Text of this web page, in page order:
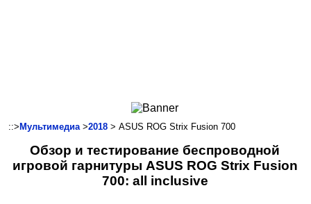
Смартфоны
Коммуникации
Автоэлектроника
Программное обеспечение
::> Мультимедиа>2018 > ASUS ROG Strix Fusion 700
Обзор и тестирование беспроводной
игровой гарнитуры ASUS ROG Strix Fusion
700: all inclusive